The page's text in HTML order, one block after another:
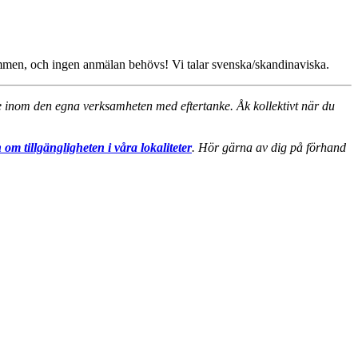
och ingen anmälan behövs! Vi talar svenska/skandinaviska.
den egna verksamheten med eftertanke. Åk kollektivt när du
tillgängligheten i våra lokaliteter. Hör gärna av dig på förhand